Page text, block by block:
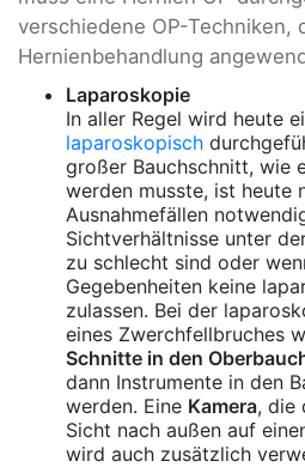
verschiedene OP-Techniken,
Hernienbehandlung
Laparoskopie
In aller Regel wird heute
laparoskopisch
großer Bauchschnitt, wie
werden musste, ist heute
Ausnahmefällen
Sichtverhältnisse unter
zu schlecht sind oder
Gegebenheiten keine
zulassen. Bei der
eines Zwerchfellbruches
Schnitte in den
dann Instrumente in den
werden. Eine Kamera, die
Sicht nach außen auf
wird auch zusätzlich